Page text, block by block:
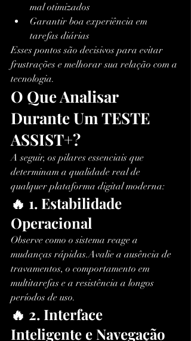
mal otimizados
Garantir boa experiência em
tarefas diárias
Esses pontos são decisivos para evitar
frustrações e melhorar sua relação com a
tecnologia.
O Que Analisar
Durante Um TESTE
ASSIST+?
A seguir, os pilares essenciais que
determinam a qualidade real de
qualquer plataforma digital moderna:
🔥 1. Estabilidade
Operacional
Observe como o sistema reage a
mudanças rápidas.Avalie a ausência de
travamentos, o comportamento em
multitarefas e a resistência a longos
períodos de uso.
🔥 2. Interface
Inteligente e Navegação